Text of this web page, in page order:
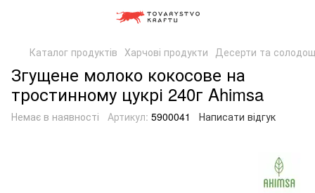
Каталог продуктів Харчові продукти Десерти та
Згущене молоко кокосове на
тростинному цукрі 240г Ahimsa
Немає в наявності Артикул: 5900041 Написати відгук